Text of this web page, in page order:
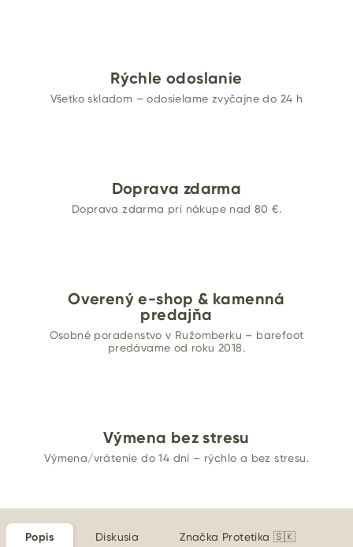
Rýchle odoslanie
Všetko skladom – odosielame zvyčajne do 24 h
Doprava zdarma
Doprava zdarma pri nákupe nad 80 €.
Overený e-shop & kamenná
predajňa
Osobné poradenstvo v Ružomberku – barefoot
predávame od roku 2018.
Výmena bez stresu
Výmena/vrátenie do 14 dní – rýchlo a bez stresu.
Popis Diskusia Značka Protetika 🇸🇰